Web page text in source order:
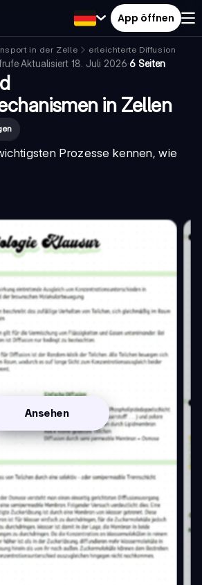
App öffnen
in der Zelle
erleichterte Diffusion
·Aktualisiert 18. Juli 2026·6 Seiten
in Zellen
Prozesse kennen, wie
Ansehen